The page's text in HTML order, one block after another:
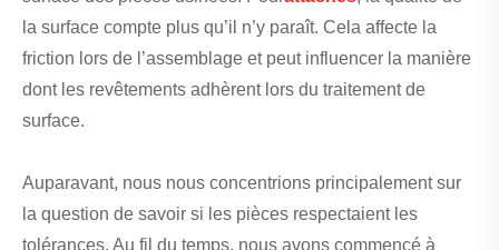
la surface compte plus qu’il n’y paraît. Cela affecte la
friction lors de l’assemblage et peut influencer la manière
dont les revêtements adhèrent lors du traitement de
surface.
Auparavant, nous nous concentrions principalement sur
la question de savoir si les pièces respectaient les
tolérances. Au fil du temps, nous avons commencé à